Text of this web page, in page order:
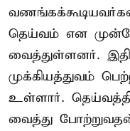
தெய்வம் என
வைத்துள்ளனர்.
முக்கியத்துவம்
உள்ளார்.
வைத்து